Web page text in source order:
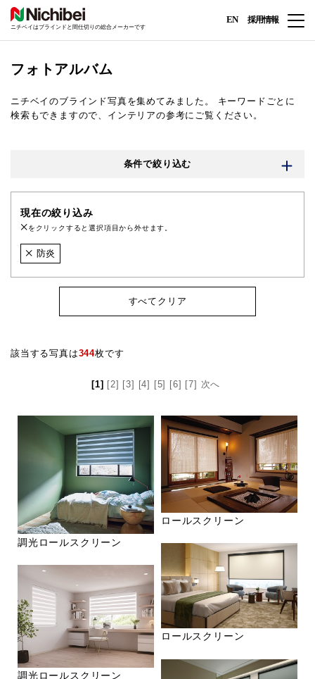
ニチベイはブラインドと間仕切りの総合メーカーです
EN 採用情報
フォトアルバム
ニチベイのブラインド写真を集めてみました。
キーワードごとに
検索もできますので、インテリアの参考にご覧ください。
条件で絞り込む
現在の絞り込み
をクリックすると選択項目から外せます。
防炎
すべてクリア
該当する写真は344枚です
[1] [2] [3] [4] [5] [6] [7] 次へ
調光ロールスクリーン
調光ロールスクリーン
ロールスクリーン
ロールスクリーン